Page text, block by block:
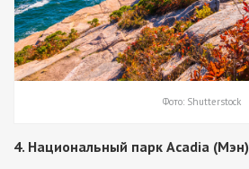
Фото: Shutterstock
4. Национальный парк Acadia (Мэн)